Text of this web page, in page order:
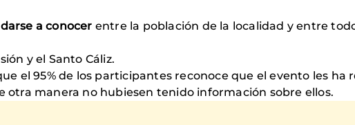
darse a conocer entre la población de la localidad y entre
y el Santo Cáliz.
el 95% de los participantes reconoce que el evento les ha
otra manera no hubiesen tenido información sobre ellos.